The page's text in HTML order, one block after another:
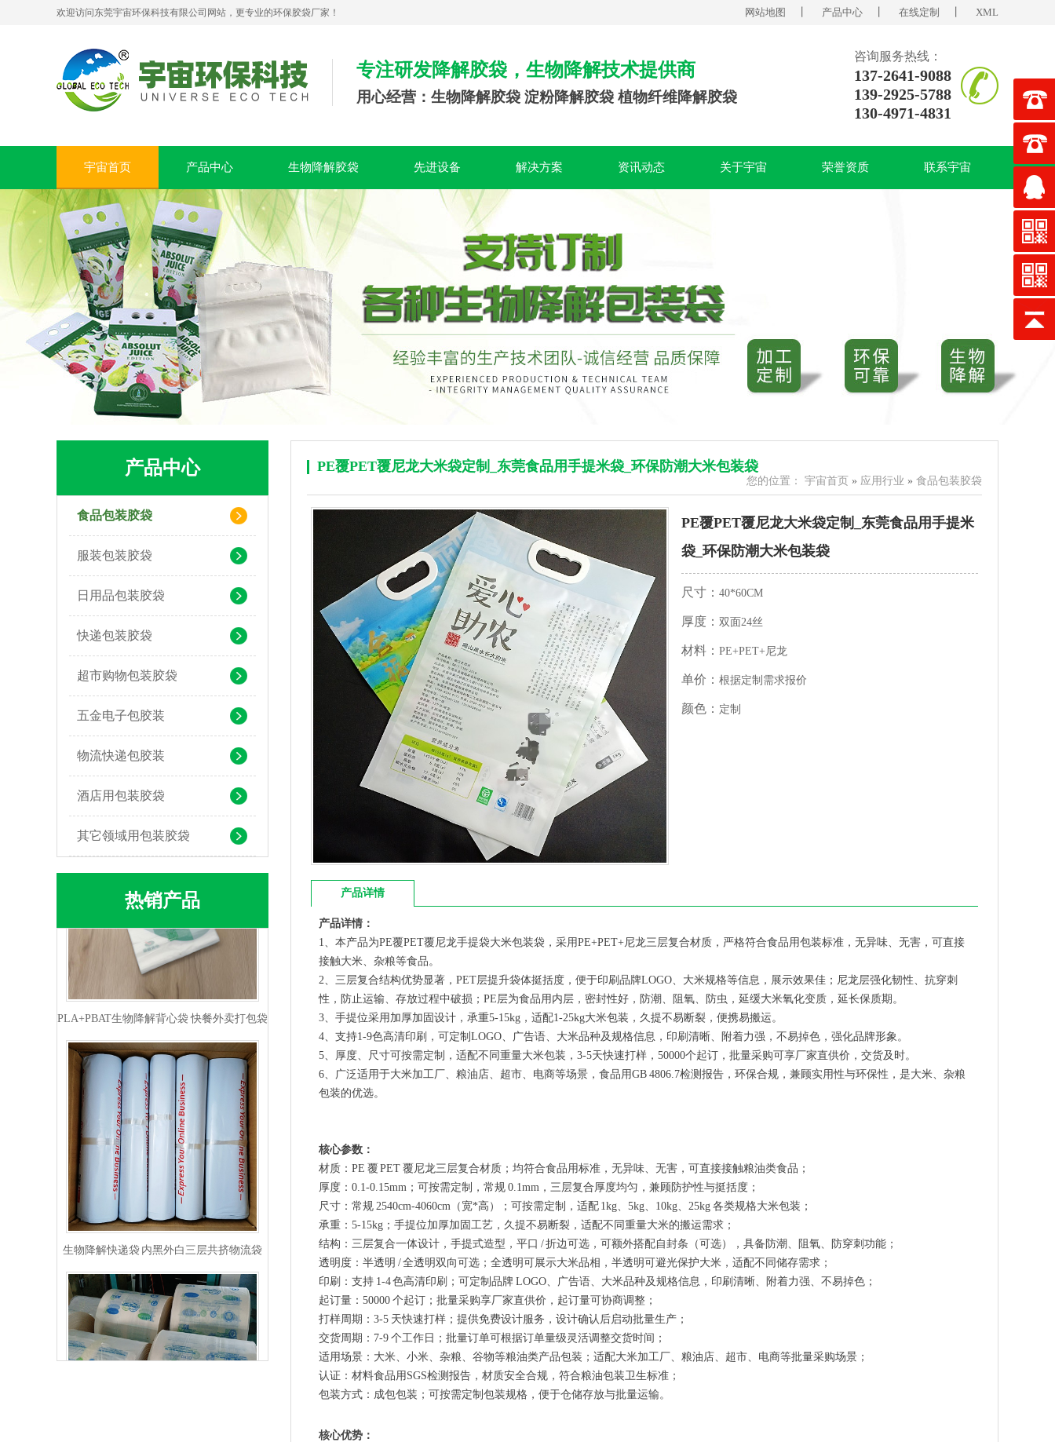
欢迎访问东莞宇宙环保科技有限公司网站，更专业的环保胶袋厂家！ 网站地图 产品中心 在线定制 XML
专注研发降解胶袋，生物降解技术提供商
用心经营：生物降解胶袋 淀粉降解胶袋 植物纤维降解胶袋
咨询服务热线：
137-2641-9088
139-2925-5788
130-4971-4831
宇宙首页 产品中心 生物降解胶袋 先进设备 解决方案 资讯动态 关于宇宙 荣誉资质 联系宇宙
产品中心
食品包装胶袋
服装包装胶袋
日用品包装胶袋
快递包装胶袋
超市购物包装胶袋
五金电子包胶装
物流快递包胶装
酒店用包装胶袋
其它领域用包装胶袋
热销产品
PLA+PBAT全生物降解贴骨袋 密封包装袋 五金包装
可堆肥生物降解服装手挽袋 环保购物手提袋按需定制印刷
PLA+PBAT生物降解背心袋 快餐外卖打包袋
生物降解快递袋 内黑外白三层共挤物流袋
PE覆PET覆尼龙大米袋定制_东莞食品用手提米袋_环保防潮大米包装袋​
您的位置： 宇宙首页 » 应用行业 » 食品包装胶袋
PE覆PET覆尼龙大米袋定制_东莞食品用手提米
袋_环保防潮大米包装袋​
尺寸： 40*60CM
厚度： 双面24丝
材料： PE+PET+尼龙
单价： 根据定制需求报价
颜色： 定制
产品详情
产品详情：
1、本产品为PE覆PET覆尼龙手提袋大米包装袋，采用PE+PET+尼龙三层复合材质，严格符合食品用包装标准，无异味、无害，可直接
接触大米、杂粮等食品。
2、三层复合结构优势显著，PET层提升袋体挺括度，便于印刷品牌LOGO、大米规格等信息，展示效果佳；尼龙层强化韧性、抗穿刺
性，防止运输、存放过程中破损；PE层为食品用内层，密封性好，防潮、阻氧、防虫，延缓大米氧化变质，延长保质期。
3、手提位采用加厚加固设计，承重5-15kg，适配1-25kg大米包装，久提不易断裂，便携易搬运。
4、支持1-9色高清印刷，可定制LOGO、广告语、大米品种及规格信息，印刷清晰、附着力强，不易掉色，强化品牌形象。
5、厚度、尺寸可按需定制，适配不同重量大米包装，3-5天快速打样，50000个起订，批量采购可享厂家直供价，交货及时。
6、广泛适用于大米加工厂、粮油店、超市、电商等场景，食品用GB 4806.7检测报告，环保合规，兼顾实用性与环保性，是大米、杂粮
包装的优选。
核心参数：
材质：PE 覆 PET 覆尼龙三层复合材质；均符合食品用标准，无异味、无害，可直接接触粮油类食品；
厚度：0.1-0.15mm；可按需定制，常规 0.1mm，三层复合厚度均匀，兼顾防护性与挺括度；
尺寸：常规 2540cm-4060cm（宽*高）；可按需定制，适配 1kg、5kg、10kg、25kg 各类规格大米包装；
承重：5-15kg；手提位加厚加固工艺，久提不易断裂，适配不同重量大米的搬运需求；
结构：三层复合一体设计，手提式造型，平口 / 折边可选，可额外搭配自封条（可选），具备防潮、阻氧、防穿刺功能；
透明度：半透明 / 全透明双向可选；全透明可展示大米品相，半透明可避光保护大米，适配不同储存需求；
印刷：支持 1-4 色高清印刷；可定制品牌 LOGO、广告语、大米品种及规格信息，印刷清晰、附着力强、不易掉色；
起订量：50000 个起订；批量采购享厂家直供价，起订量可协商调整；
打样周期：3-5 天快速打样；提供免费设计服务，设计确认后启动批量生产；
交货周期：7-9 个工作日；批量订单可根据订单量级灵活调整交货时间；
适用场景：大米、小米、杂粮、谷物等粮油类产品包装；适配大米加工厂、粮油店、超市、电商等批量采购场景；
认证：材料食品用SGS检测报告，材质安全合规，符合粮油包装卫生标准；
包装方式：成包包装；可按需定制包装规格，便于仓储存放与批量运输。
核心优势：